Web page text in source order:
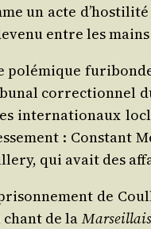
un acte
entre les
polé­mique
cor­rec­tion­nel
inter­na­tio­naux
: Constant
qui avait des
de
de la